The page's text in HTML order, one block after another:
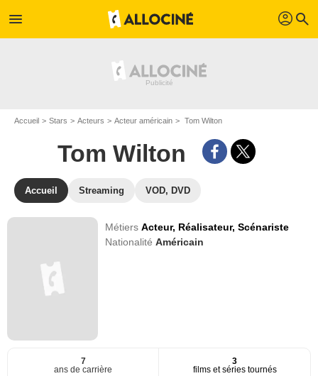
menu profil search
Accueil Stars Acteurs Acteur américain Tom Wilton
Tom Wilton
Accueil Streaming VOD, DVD
MétiersActeur, Réalisateur,Scénariste
NationalitéAméricain
7
ans de carrière
3
films et séries tournés